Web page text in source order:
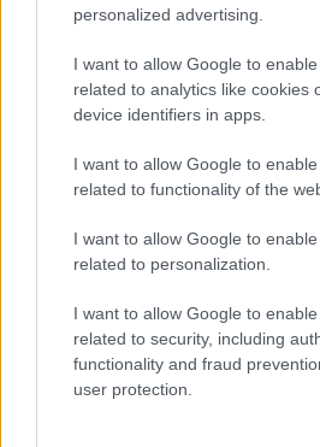
personalized advertising.
I want to allow Google to
related to analytics like cookies
device identifiers in apps.
I want to allow Google to
related to functionality of the
I want to allow Google to
related to personalization.
I want to allow Google to
related to security, including
functionality and fraud
user protection.
Julián Calero ha convocado a
en la portería. Carlos Álvarez
pese a los rumores de su posible
Koyalipou y Matturro siguen de baja.
Análisis fichajes: Pickel y Urko
El
Zárate y
fichajes en